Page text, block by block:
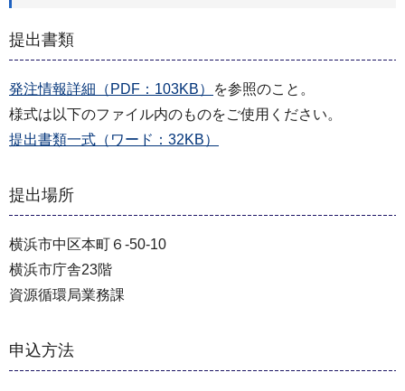
提出書類
発注情報詳細（PDF：103KB）
を参照のこと。
様式は以下のファイル内のものをご使用ください。
提出書類一式（ワード：32KB）
提出場所
横浜市中区本町６-50-10
横浜市庁舎23階
資源循環局業務課
申込方法